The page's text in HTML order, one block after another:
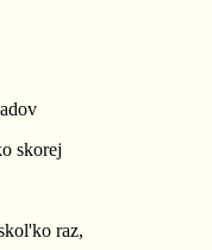
skorej
raz,